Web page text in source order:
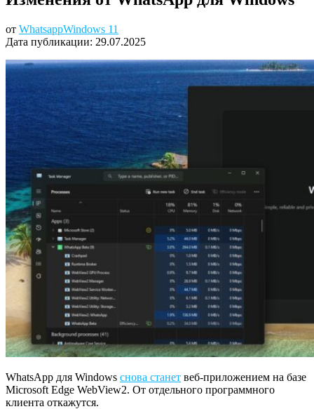
от WhatsappWindows 11
Дата публикации: 29.07.2025
WhatsApp для Windows снова станет веб-приложением на базе
Microsoft Edge WebView2. От отдельного программного
клиента откажутся.